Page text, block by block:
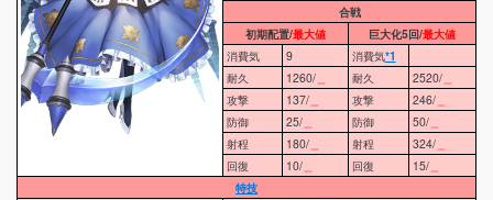
合戦
初期配置/最大値 巨大化5回/最大値
消費気
9 消費気*1
耐久
1260/＿ 耐久 2520/＿
攻撃
137/＿ 攻撃 246/＿
防御
25/＿ 防御 50/＿
射程
180/＿ 射程 324/＿
回復
10/＿ 回復 15/＿
特技